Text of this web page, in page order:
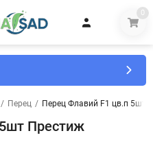
0
/ Перец / Перец Флавий F1 цв.п 5шт
Престиж